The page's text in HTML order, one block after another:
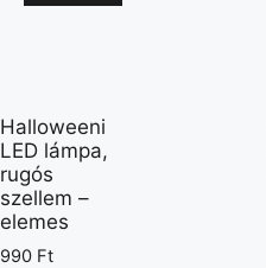
Halloweeni
LED lámpa,
rugós
szellem –
elemes
990 Ft